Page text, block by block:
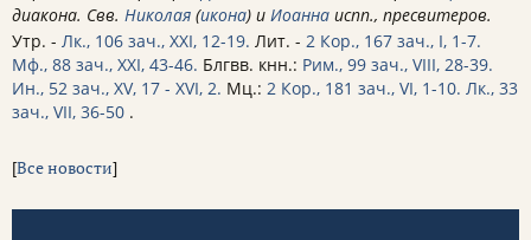
диакона. Свв. Николая (икона) и Иоанна испп., пресвитеров.
Утр. - Лк., 106 зач., XXI, 12-19. Лит. - 2 Кор., 167 зач., I, 1-7.
Мф., 88 зач., XXI, 43-46. Блгвв. кнн.: Рим., 99 зач., VIII, 28-39.
Ин., 52 зач., XV, 17 - XVI, 2. Мц.: 2 Кор., 181 зач., VI, 1-10. Лк., 33
зач., VII, 36-50 .
[Все новости]